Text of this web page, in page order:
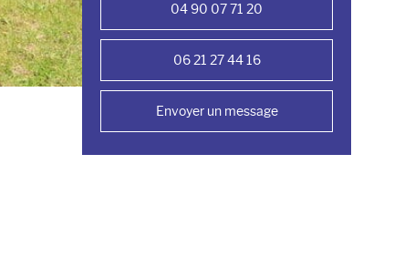
04 90 07 71 20
06 21 27 44 16
Envoyer un message